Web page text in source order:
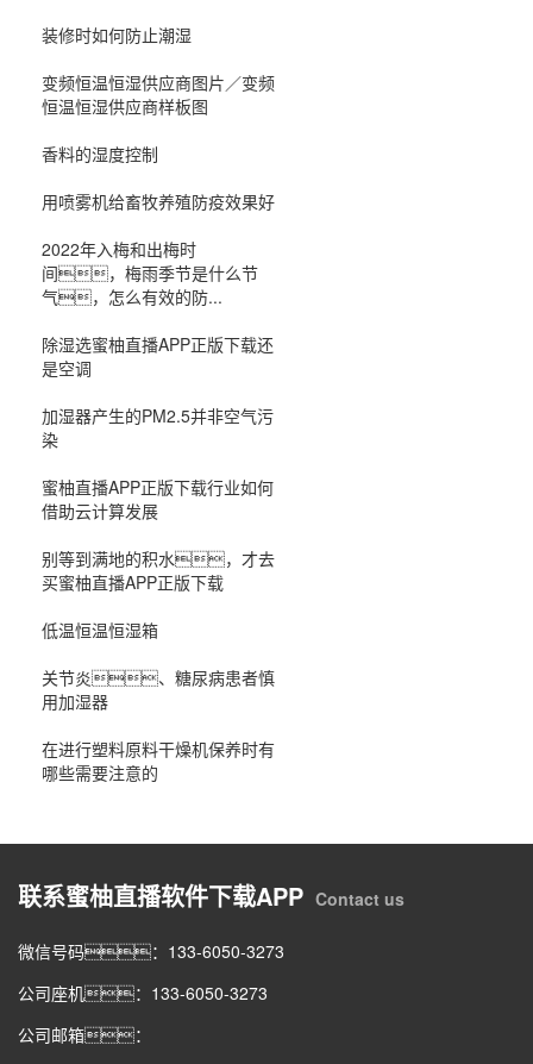
装修时如何防止潮湿
变频恒温恒湿供应商图片／变频
恒温恒湿供应商样板图
香料的湿度控制
用喷雾机给畜牧养殖防疫效果好
2022年入梅和出梅时
间，梅雨季节是什么节
气，怎么有效的防...
除湿选蜜柚直播APP正版下载还
是空调
加湿器产生的PM2.5并非空气污
染
蜜柚直播APP正版下载行业如何
借助云计算发展
别等到满地的积水，才去
买蜜柚直播APP正版下载
低温恒温恒湿箱
关节炎、糖尿病患者慎
用加湿器
在进行塑料原料干燥机保养时有
哪些需要注意的
联系蜜柚直播软件下载APP Contact us
微信号码：133-6050-3273
公司座机：133-6050-3273
公司邮箱：